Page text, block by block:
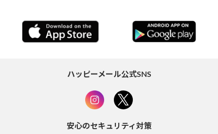
ハッピーメール公式SNS
安心のセキュリティ対策